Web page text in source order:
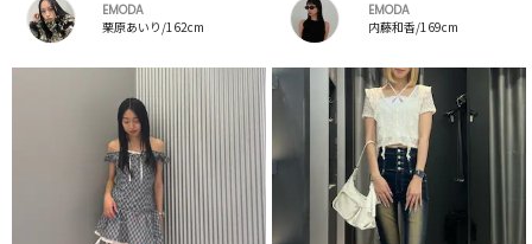
EMODA
栗原あいり/162cm
EMODA
内藤和香/169cm